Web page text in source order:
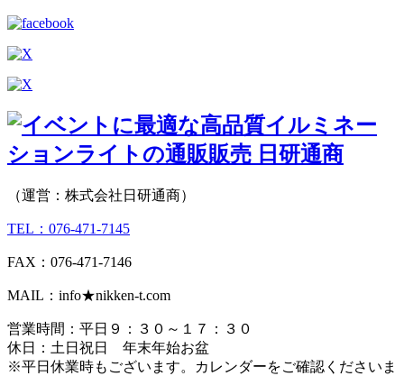
（運営：株式会社日研通商）
TEL：076-471-7145
FAX：076-471-7146
MAIL：info★nikken-t.com
営業時間：平日９：３０～１７：３０
休日：土日祝日 年末年始お盆
※平日休業時もございます。カレンダーをご確認くださいま